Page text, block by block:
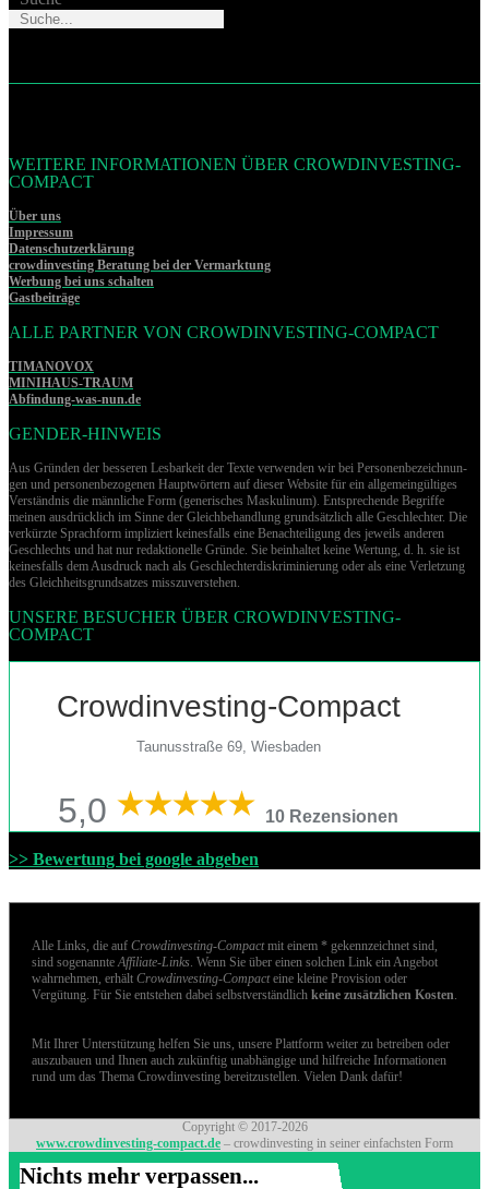
WEITERE INFORMATIONEN ÜBER CROWDINVESTING-
COMPACT
Über uns
Impressum
Datenschutzerklärung
crowdinvesting Beratung bei der Vermarktung
Werbung bei uns schalten
Gastbeiträge
ALLE PARTNER VON CROWDINVESTING-COMPACT
TIMANOVOX
MINIHAUS-TRAUM
Abfindung-was-nun.de
GENDER-HINWEIS
Aus Gründen der besseren Lesbarkeit der Texte verwenden wir bei Per­so­nen­be­zeich­nun­
gen und per­so­nen­be­zo­ge­nen Hauptwörtern auf dieser Website für ein allgemeingültiges
Verständnis die männliche Form (generisches Maskulinum). Entsprechende Begriffe
meinen ausdrücklich im Sinne der Gleichbehandlung grund­sätz­lich alle Geschlechter. Die
verkürzte Sprachform impliziert keinesfalls eine Benachteiligung des jeweils anderen
Geschlechts und hat nur redaktionelle Gründe. Sie beinhaltet keine Wertung, d. h. sie ist
keinesfalls dem Ausdruck nach als Geschlechterdiskriminierung oder als eine Verletzung
des Gleich­heits­grund­sat­zes misszuverstehen.
UNSERE BESUCHER ÜBER CROWDINVESTING-
COMPACT
Crowdinvesting-Compact
Taunusstraße 69, Wiesbaden
5,0 10 Rezensionen
>> Bewertung bei google abgeben
Alle Links, die auf Crowdinvesting-Compactmit einem * gekennzeichnet sind,
sind sogenannte Affiliate-Links . Wenn Sie über einen solchen Link ein Angebot
wahrnehmen, erhält Crowdinvesting-Compacteine kleine Provision oder
Vergütung. Für Sie entstehen dabei selbstverständlich keine zusätzlichen Kosten
Mit Ihrer Unterstützung helfen Sie uns, unsere Plattform weiter zu betreiben oder
auszubauen und Ihnen auch zukünftig unabhängige und hilfreiche Informationen
rund um das Thema Crowdinvesting bereitzustellen. Vielen Dank dafür!
Copyright © 2017-2026
www.crowdinvesting-compact.de – crowdinvesting in seiner einfachsten Form
Nichts mehr verpassen...